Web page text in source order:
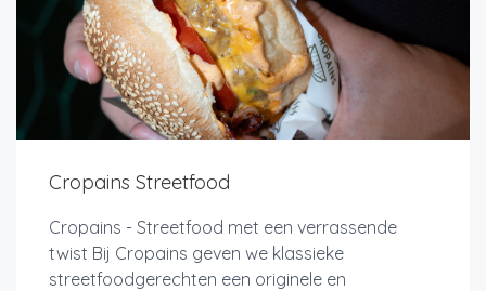
Cropains Streetfood
Cropains - Streetfood met een verrassende
twist Bij Cropains geven we klassieke
streetfoodgerechten een originele en